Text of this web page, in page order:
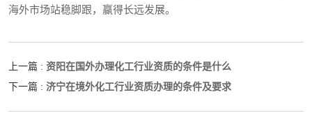
海外市场站稳脚跟，赢得长远发展。
上一篇 : 资阳在国外办理化工行业资质的条件是什么
下一篇 : 济宁在境外化工行业资质办理的条件及要求